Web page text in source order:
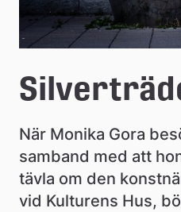
När Monika Gora
samband med att
tävla om den
vid Kulturens Hus,